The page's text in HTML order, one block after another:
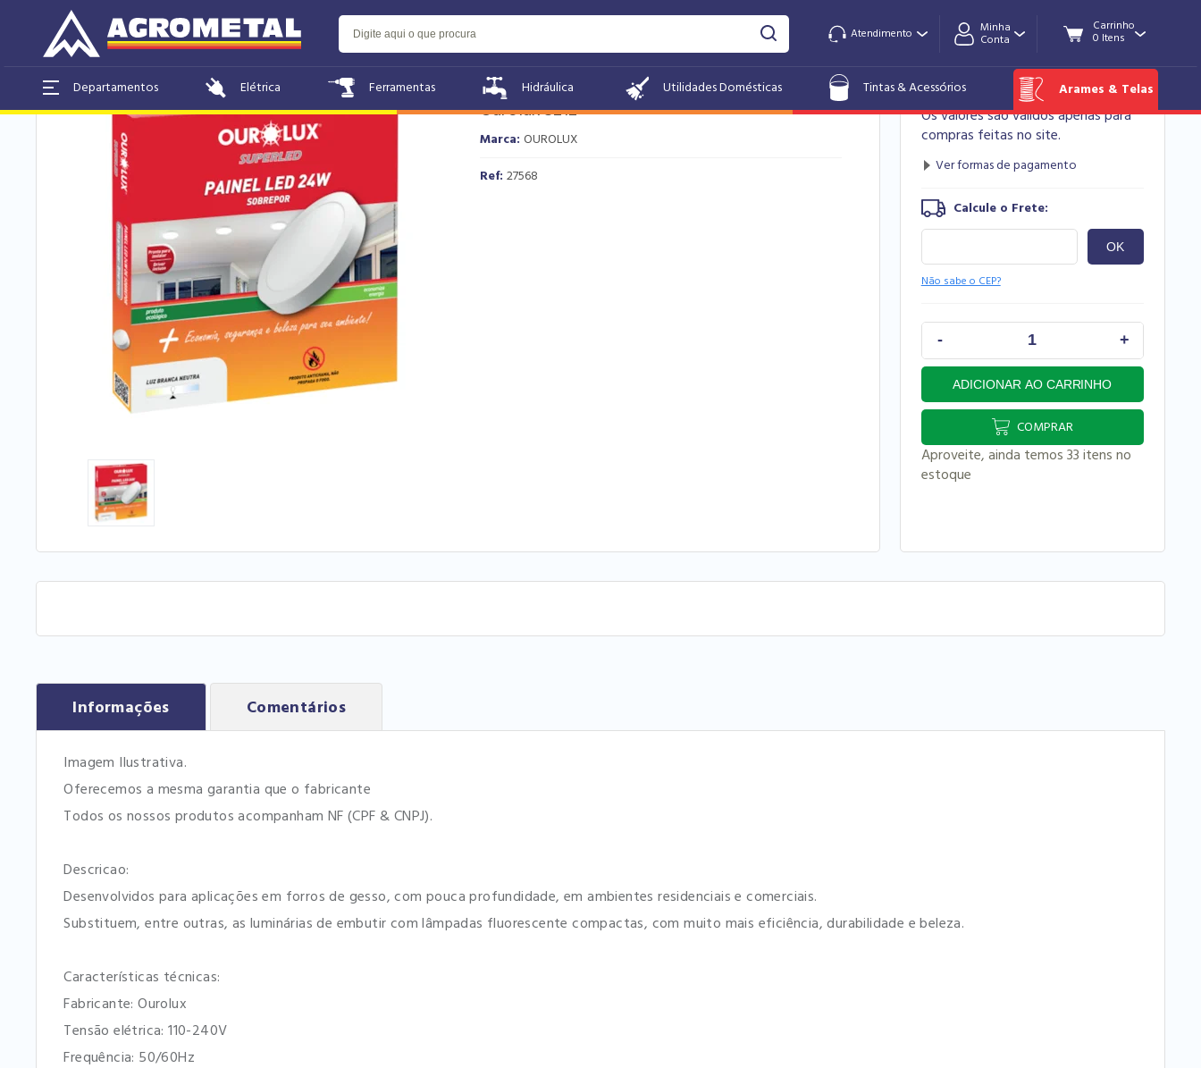
Atendimento
Minha
Conta
Elétrica Ferramentas Hidráulica Utilidades Domésticas Tintas & Acessórios Arames & Telas
Home Elétrica
Plafon Sobrepor Led Redondo 24w 6500k Biv
Ourolux 3212
Marca: OUROLUX
Ref: 27568
R$ 59,65
Os valores são válidos apenas para
compras feitas no site.
Não sabe o CEP?
COMPRAR
Aproveite, ainda temos 33 itens no
estoque
Informações Comentários
Imagem Ilustrativa.
Oferecemos a mesma garantia que o fabricante
Todos os nossos produtos acompanham NF (CPF & CNPJ).
Descricao:
Desenvolvidos para aplicações em forros de gesso, com pouca profundidade, em ambientes residenciais e comerciais.
Substituem, entre outras, as luminárias de embutir com lâmpadas fluorescente compactas, com muito mais eficiência, durabilidade e beleza.
Características técnicas:
Fabricante: Ourolux
Tensão elétrica: 110-240V
Frequência: 50/60Hz